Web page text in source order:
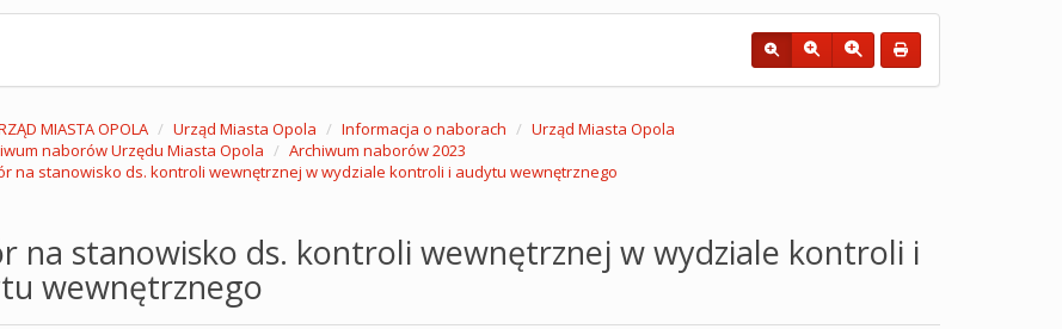
MIASTA OPOLA Urząd Miasta Opola Informacja o naborach
Urząd Miasta Opola
naborów Urzędu Miasta Opola
Archiwum naborów 2023
na stanowisko ds. kontroli wewnętrznej w wydziale kontroli i audytu wewnętrznego
na stanowisko ds. kontroli wewnętrznej w wydziale kontroli i
wewnętrznego